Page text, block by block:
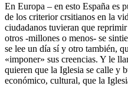
En Europa – en esto España es
de los criterior crsitianos en la
ciudadanos tuvieran que
otros -millones o menos- se
se lee un día sí y otro también,
«imponer» sus creencias. Y le
quieren que la Iglesia se calle y
económico, cultural, que la